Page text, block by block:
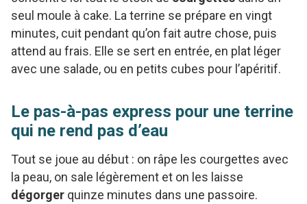
seul moule à cake. La terrine se prépare en vingt
minutes, cuit pendant qu’on fait autre chose, puis
attend au frais. Elle se sert en entrée, en plat léger
avec une salade, ou en petits cubes pour l’apéritif.
Le pas-à-pas express pour une terrine
qui ne rend pas d’eau
Tout se joue au début : on râpe les courgettes avec
la peau, on sale légèrement et on les laisse
dégorger quinze minutes dans une passoire.